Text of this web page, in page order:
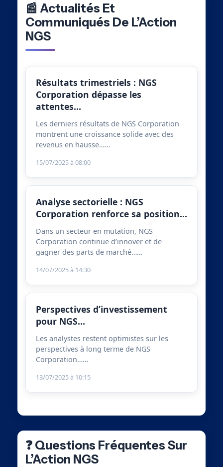
📰 Actualités Et
Communiqués De L’Action
NGS
Résultats trimestriels : NGS
Corporation dépasse les
attentes…
Les derniers résultats de NGS Corporation
montrent une croissance solide avec des
revenus en hausse……
15/07/2025 à 08:00
Analyse sectorielle : NGS
Corporation renforce sa position…
Dans un secteur en mutation, NGS
Corporation continue d’innover et de
gagner des parts de marché……
14/07/2025 à 14:30
Perspectives d’investissement
pour NGS…
Les analystes restent optimistes sur les
perspectives à long terme de NGS
Corporation……
13/07/2025 à 10:15
❓ Questions Fréquentes Sur
L’Action NGS